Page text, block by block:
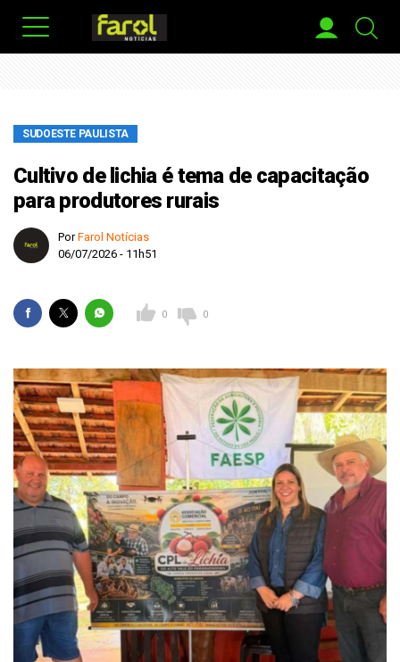
SUDOESTE PAULISTA
Cultivo de lichia é tema de capacitação
para produtores rurais
PorFarol Notícias
06/07/2026 - 11h51
0 0